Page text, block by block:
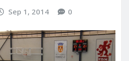
Sep 1, 2014 0